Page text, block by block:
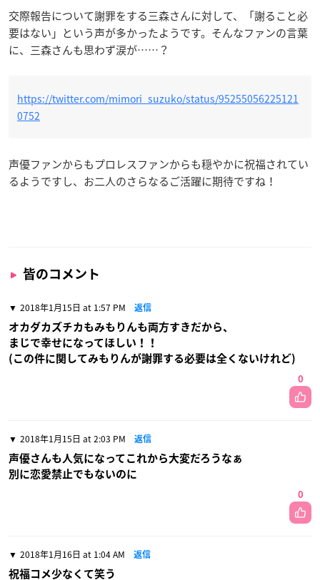
交際報告について謝罪をする三森さんに対して、「謝ること必
要はない」という声が多かったようです。そんなファンの言葉
に、三森さんも思わず涙が……？
https://twitter.com/mimori_suzuko/status/95255056225121
0752
声優ファンからもプロレスファンからも穏やかに祝福されてい
るようですし、お二人のさらなるご活躍に期待ですね！
皆のコメント
2018年1月15日 at 1:57 PM 返信
オカダカズチカもみもりんも両方すきだから、
まじで幸せになってほしい！！
(この件に関してみもりんが謝罪する必要は全くないけれど)
0
2018年1月15日 at 2:03 PM 返信
声優さんも人気になってこれから大変だろうなぁ
別に恋愛禁止でもないのに
0
2018年1月16日 at 1:04 AM 返信
祝福コメ少なくて笑う